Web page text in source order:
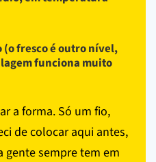
(o fresco é outro nível,
funciona muito
a forma. Só um fio,
de colocar aqui antes,
gente sempre tem em